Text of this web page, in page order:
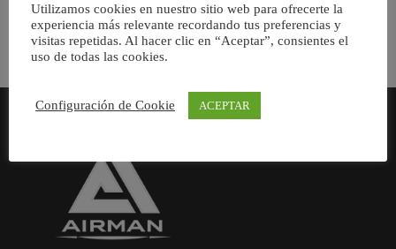
Utilizamos cookies en nuestro sitio web para ofrecerte la
experiencia más relevante recordando tus preferencias y
visitas repetidas. Al hacer clic en “Aceptar”, consientes el
uso de todas las cookies.
Configuración de Cookie ACEPTAR